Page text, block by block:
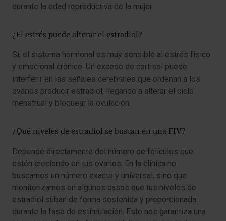
durante la edad reproductiva de la mujer.
¿El estrés puede alterar el estradiol?
Sí, el sistema hormonal es muy sensible al estrés físico
y emocional crónico. Un exceso de cortisol puede
interferir en las señales cerebrales que ordenan a los
ovarios producir estradiol, llegando a alterar el ciclo
menstrual y bloquear la ovulación.
¿Qué niveles de estradiol se buscan en una FIV?
Depende directamente del número de folículos que
estén creciendo en tus ovarios. En la clínica no
buscamos un número exacto y universal, sino que
monitorizamos en algunos casos que tus niveles de
estradiol suban de forma sostenida y proporcionada
durante la fase de estimulación. Esto nos garantiza una